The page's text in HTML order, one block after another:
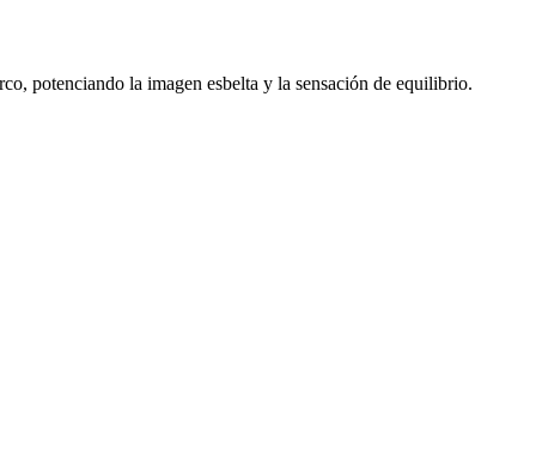
potenciando la imagen esbelta y la sensación de equilibrio.